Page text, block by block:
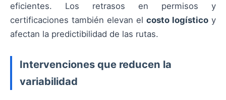
eficientes. Los retrasos en permisos y
certificaciones también elevan el costo logístico y
afectan la predictibilidad de las rutas.
Intervenciones que reducen la
variabilidad